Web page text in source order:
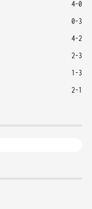
4-0
0-3
4-2
2-3
1-3
2-1